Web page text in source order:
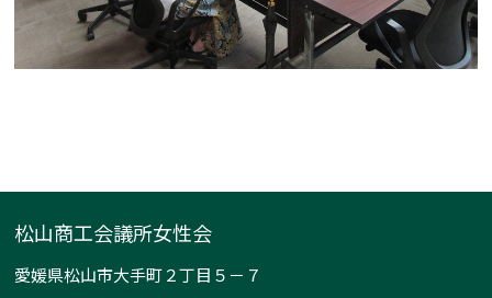
松山商工会議所女性会
愛媛県松山市大手町２丁目５－７